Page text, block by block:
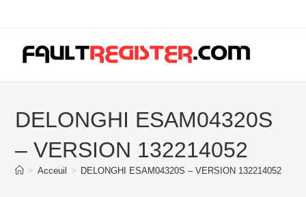
DELONGHI ESAM04320S
– VERSION 132214052
> Acceuil > DELONGHI ESAM04320S – VERSION 132214052